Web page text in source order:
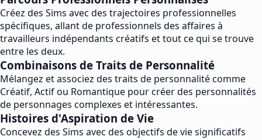
Créez des Sims avec des trajectoires professionnelles
spécifiques, allant de professionnels des affaires à
travailleurs indépendants créatifs et tout ce qui se trouve
entre les deux.
Combinaisons de Traits de Personnalité
Mélangez et associez des traits de personnalité comme
Créatif, Actif ou Romantique pour créer des personnalités
de personnages complexes et intéressantes.
Histoires d'Aspiration de Vie
Concevez des Sims avec des objectifs de vie significatifs